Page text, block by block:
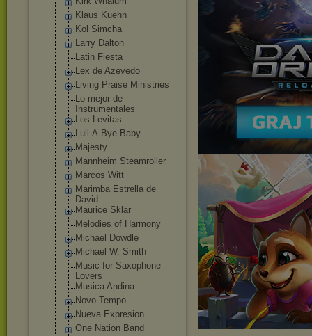
Klaus Kuehn
Kol Simcha
Larry Dalton
Latin Fiesta
Lex de Azevedo
Living Praise Ministries
Lo mejor de
Instrumentales
Los Levitas
Lull-A-Bye Baby
Majesty
Mannheim Steamroller
Marcos Witt
Marimba Estrella de
David
Maurice Sklar
Melodies of Harmony
Michael Dowdle
Michael W. Smith
Music for Saxophone
Lovers
Musica Andina
Novo Tempo
Nueva Expresion
One Nation Band